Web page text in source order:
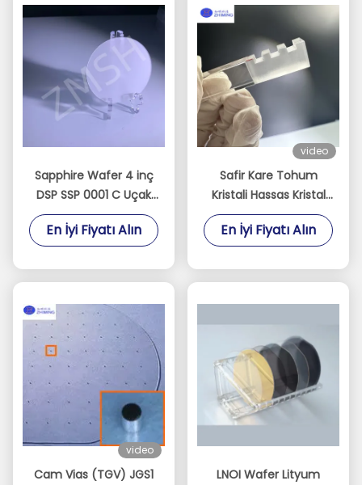
Sapphire Wafer 4 inç
DSP SSP 0001 C Uçak
Özel Eksen Al2O3
Monocrystal Al2O3
En İyi Fiyatı Alın
video
Safir Kare Tohum
Kristali Hassas Kristal
Büyümesi için
Yönlendirilmiş
En İyi Fiyatı Alın
video
Cam Vias (TGV) JGS1
LNOI Wafer Lityum